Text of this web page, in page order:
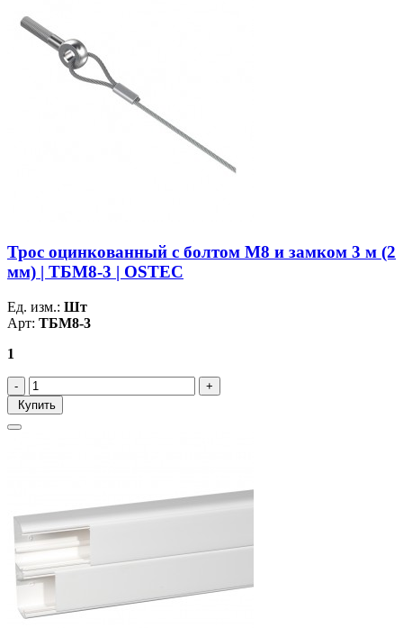
Трос оцинкованный с болтом М8 и замком 3 м (2
мм) | ТБМ8-3 | OSTEC
Ед. изм.: Шт
Арт: ТБМ8-3
1
Купить